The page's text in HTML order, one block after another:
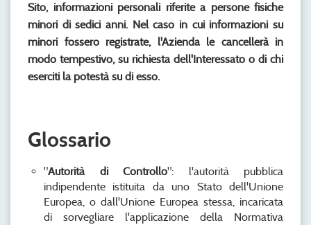
Sito, informazioni personali riferite a persone fisiche
minori di sedici anni. Nel caso in cui informazioni su
minori fossero registrate, l'Azienda le cancellerà in
modo tempestivo, su richiesta dell'Interessato o di chi
eserciti la potestà su di esso.
Glossario
"Autorità di Controllo": l'autorità pubblica
indipendente istituita da uno Stato dell'Unione
Europea, o dall'Unione Europea stessa, incaricata
di sorvegliare l'applicazione della Normativa